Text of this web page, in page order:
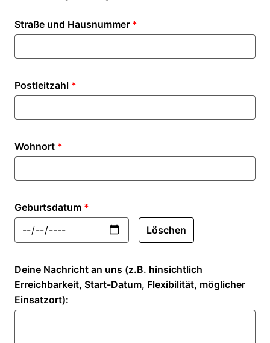
Straße und Hausnummer *
Postleitzahl *
Wohnort *
Geburtsdatum *
Löschen
Deine Nachricht an uns (z.B. hinsichtlich
Erreichbarkeit, Start-Datum, Flexibilität, möglicher
Einsatzort):